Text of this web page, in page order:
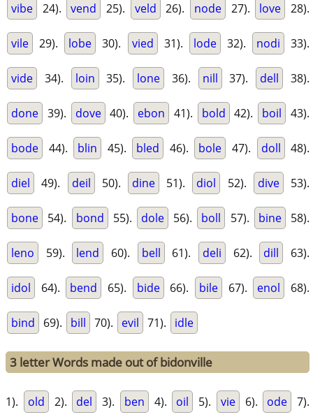
vibe 24). vend 25). veld 26). node 27). love 28).
vile 29). lobe 30). vied 31). lode 32). nodi 33).
vide 34). loin 35). lone 36). nill 37). dell 38).
done 39). dove 40). ebon 41). bold 42). boil 43).
bode 44). blin 45). bled 46). bole 47). doll 48).
diel 49). deil 50). dine 51). diol 52). dive 53).
bone 54). bond 55). dole 56). boll 57). bine 58).
leno 59). lend 60). bell 61). deli 62). dill 63).
idol 64). bend 65). bide 66). bile 67). enol 68).
bind 69). bill 70). evil 71). idle
3 letter Words made out of bidonville
1). old 2). del 3). ben 4). oil 5). vie 6). ode 7).